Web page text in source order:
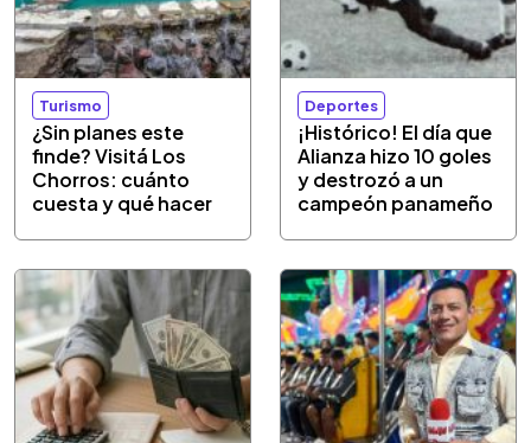
Turismo
¿Sin planes este
finde? Visitá Los
Chorros: cuánto
cuesta y qué hacer
Deportes
¡Histórico! El día que
Alianza hizo 10 goles
y destrozó a un
campeón panameño